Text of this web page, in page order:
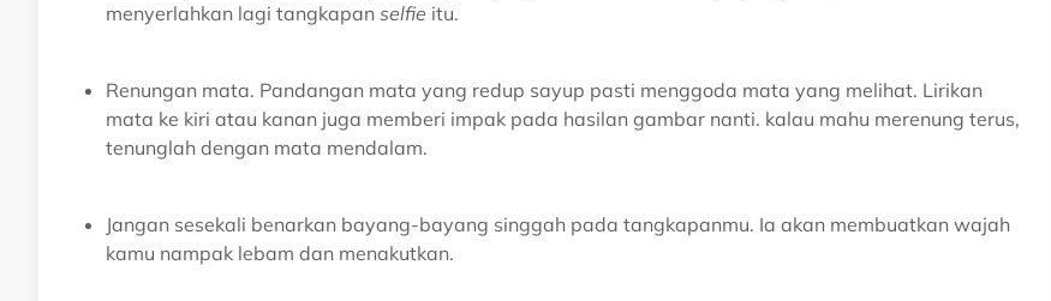
menyerlahkan lagi tangkapan selfie itu.
Renungan mata. Pandangan mata yang redup sayup pasti menggoda mata yang melihat. Lirikan
mata ke kiri atau kanan juga memberi impak pada hasilan gambar nanti. kalau mahu merenung terus,
tenunglah dengan mata mendalam.
Jangan sesekali benarkan bayang-bayang singgah pada tangkapanmu. Ia akan membuatkan wajah
kamu nampak lebam dan menakutkan.